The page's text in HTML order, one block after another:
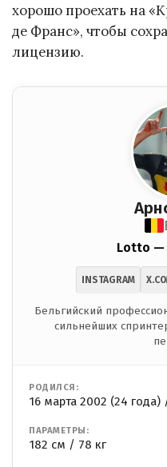
хорошо проехать на
де Франс», чтобы
лицензию.
Lotto —
INSTAGRAM
Бельгийский
сильнейших
РОДИЛСЯ:
16 марта 2002 (24
ПАРАМЕТРЫ:
182 см / 78 кг